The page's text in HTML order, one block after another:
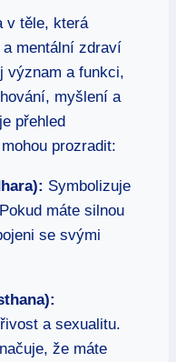
v těle, která
mentální zdraví
význam a funkci,
myšlení a
přehled
prozradit:
Symbolizuje
máte silnou
se svými
a sexualitu.
že máte